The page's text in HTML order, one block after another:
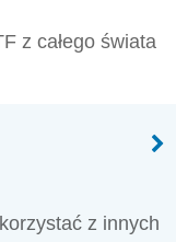
z całego świata
z innych